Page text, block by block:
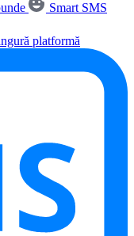
Smart SMS
platformă